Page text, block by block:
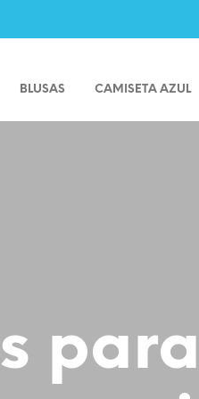
BLUSAS CAMISETA AZUL
para